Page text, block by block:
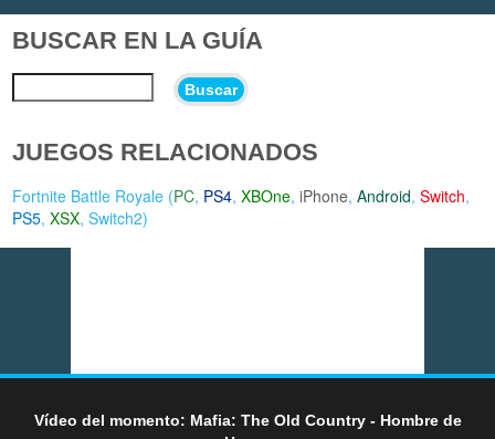
BUSCAR EN LA GUÍA
Buscar
JUEGOS RELACIONADOS
Fortnite Battle Royale (PC, PS4,XBOne,iPhone,Android,Switch,
PS5,XSX,Switch2)
Vídeo del momento: Mafia: The Old Country - Hombre de